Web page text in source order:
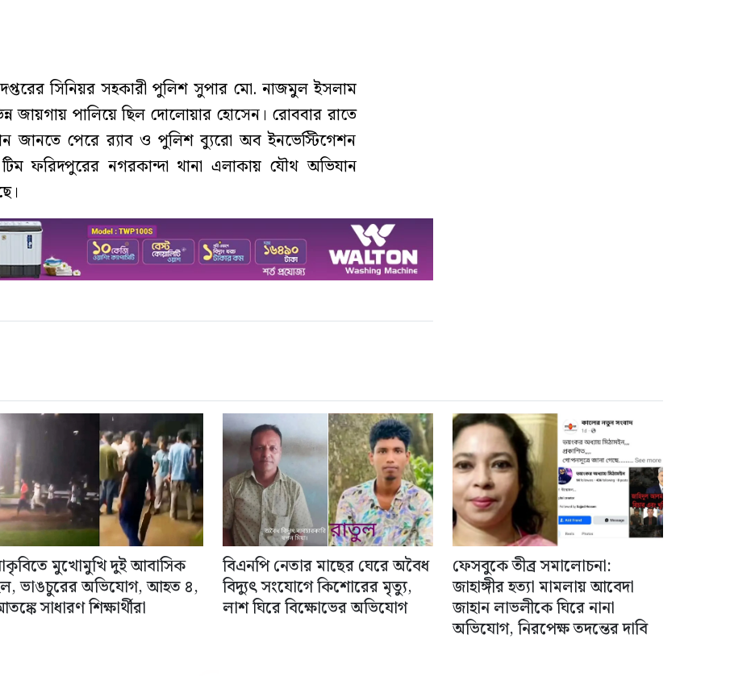
সিনিয়র সহকারী পুলিশ সুপার মো. নাজমুল ইসলাম
জায়গায় পালিয়ে ছিল দোলোয়ার হোসেন। রোববার রাতে
জানতে পেরে র‌্যাব ও পুলিশ ব্যুরো অব ইনভেস্টিগেশন
ফরিদপুরের নগরকান্দা থানা এলাকায় যৌথ অভিযান
মুখোমুখি দুই আবাসিক
ভাঙচুরের অভিযোগ, আহত ৪,
সাধারণ শিক্ষার্থীরা
বিএনপি নেতার মাছের ঘেরে অবৈধ
বিদ্যুৎ সংযোগে কিশোরের মৃত্যু,
লাশ ঘিরে বিক্ষোভের অভিযোগ
ফেসবুকে তীব্র সমালোচনা:
জাহাঙ্গীর হত্যা মামলায় আবেদা
জাহান লাভলীকে ঘিরে নানা
অভিযোগ, নিরপেক্ষ তদন্তের দাবি